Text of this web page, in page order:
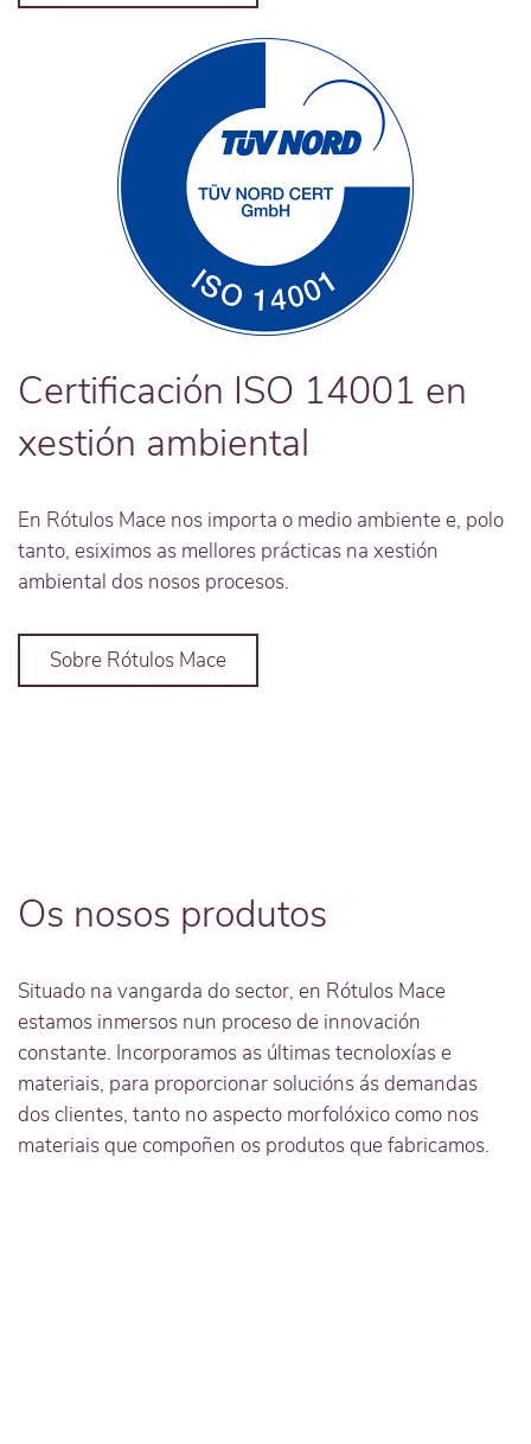
Certificación ISO 14001 en
xestión ambiental
En Rótulos Mace nos importa o medio ambiente e, polo
tanto, esiximos as mellores prácticas na xestión
ambiental dos nosos procesos.
Sobre Rótulos Mace
Os nosos produtos
Situado na vangarda do sector, en Rótulos Mace
estamos inmersos nun proceso de innovación
constante. Incorporamos as últimas tecnoloxías e
materiais, para proporcionar solucións ás demandas
dos clientes, tanto no aspecto morfolóxico como nos
materiais que compoñen os produtos que fabricamos.